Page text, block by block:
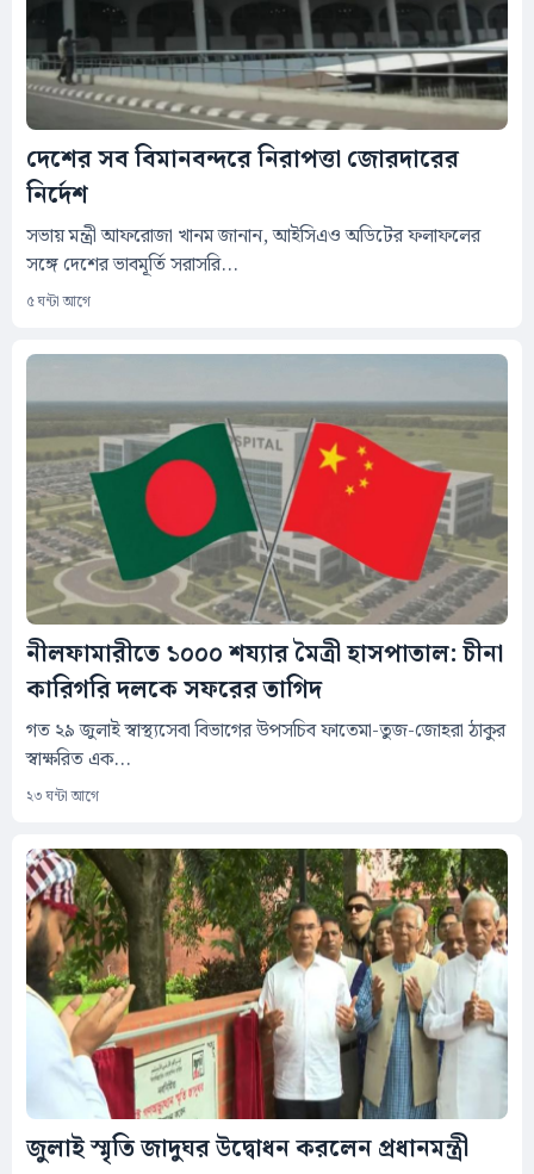
দেশের সব বিমানবন্দরে নিরাপত্তা জোরদারের
নির্দেশ
সভায় মন্ত্রী আফরোজা খানম জানান, আইসিএও অডিটের ফলাফলের
সঙ্গে দেশের ভাবমূর্তি সরাসরি...
৫ ঘন্টা আগে
নীলফামারীতে ১০০০ শয্যার মৈত্রী হাসপাতাল: চীনা
কারিগরি দলকে সফরের তাগিদ
গত ২৯ জুলাই স্বাস্থ্যসেবা বিভাগের উপসচিব ফাতেমা-তুজ-জোহরা ঠাকুর
স্বাক্ষরিত এক...
২৩ ঘন্টা আগে
জুলাই স্মৃতি জাদুঘর উদ্বোধন করলেন প্রধানমন্ত্রী